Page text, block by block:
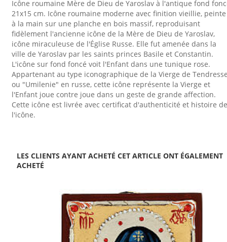
Icône roumaine Mère de Dieu de Yaroslav à l'antique fond
21x15 cm. Icône roumaine moderne avec finition vieillie, peinte
à la main sur une planche en bois massif, reproduisant
fidèlement l'ancienne icône de la Mère de Dieu de Yaroslav,
icône miraculeuse de l'Église Russe. Elle fut amenée dans la
ville de Yaroslav par les saints princes Basile et Constantin.
L'icône sur fond foncé voit l'Enfant dans une tunique rose.
Appartenant au type iconographique de la Vierge de
ou "Umilenie" en russe, cette icône représente la Vierge et
l'Enfant joue contre joue dans un geste de grande affection.
Cette icône est livrée avec certificat d'authenticité et histoire de
l'icône.
LES CLIENTS AYANT ACHETÉ CET ARTICLE ONT ÉGALEMENT
ACHETÉ